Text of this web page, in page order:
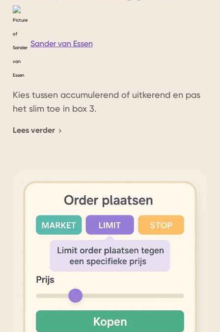
Sander van Essen
Kies tussen accumulerend of uitkerend en pas
het slim toe in box 3.
Lees verder